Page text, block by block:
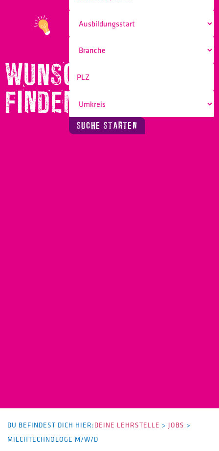
WUNSCHBERUF
FINDEN!
SUCHE STARTEN
DU BEFINDEST DICH HIER:DEINE LEHRSTELLE > JOBS >
MILCHTECHNOLOGE M/W/D